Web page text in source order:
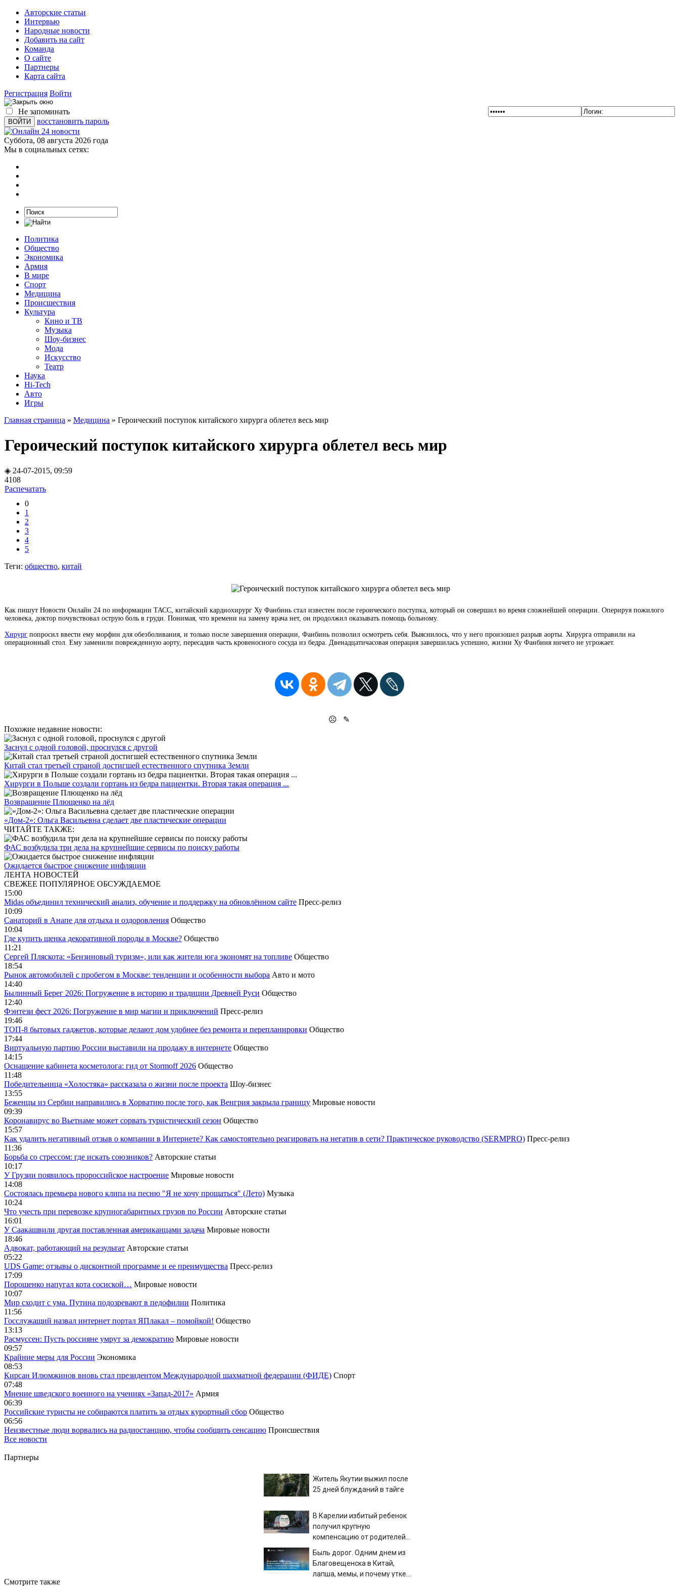
Авторские статьи
Интервью
Народные новости
Добавить на сайт
Команда
О сайте
Партнеры
Карта сайта
Регистрация Войти
Не запоминать
восстановить пароль
Суббота, 08 августа 2026 года
Мы в социальных сетях:
Политика
Общество
Экономика
Армия
В мире
Спорт
Медицина
Происшествия
Культура
Кино и ТВ
Музыка
Шоу-бизнес
Мода
Искусство
Театр
Наука
Hi-Tech
Авто
Игры
Главная страница » Медицина » Героический поступок китайского хирурга облетел весь мир
Героический поступок китайского хирурга облетел весь мир
◈ 24-07-2015, 09:59
4108
Распечатать
0
1
2
3
4
5
Теги: общество, китай
Как пишут Новости Онлайн 24 по информации ТАСС, китайский кардиохирург Ху Фанбинь стал известен после героического поступка, который он совершил во время сложнейшей операции. Оперируя пожилого
человека, доктор почувствовал острую боль в груди. Понимая, что времени на замену врача нет, он продолжил оказывать помощь больному.
Хирург попросил ввести ему морфин для обезболивания, и только после завершения операции, Фанбинь позволил осмотреть себя. Выяснилось, что у него произошел разрыв аорты. Хирурга отправили на
операционный стол. Ему заменили поврежденную аорту, пересадив часть кровеносного сосуда из бедра. Двенадцатичасовая операция завершилась успешно, жизни Ху Фанбиня ничего не угрожает.
☹
✎
Похожие недавние новости:
Заснул с одной головой, проснулся с другой
Китай стал третьей страной достигшей естественного спутника Земли
Хирурги в Польше создали гортань из бедра пациентки. Вторая такая операция ...
Возвращение Плющенко на лёд
«Дом-2»: Ольга Васильевна сделает две пластические операции
ЧИТАЙТЕ ТАКЖЕ:
ФАС возбудила три дела на крупнейшие сервисы по поиску работы
Ожидается быстрое снижение инфляции
ЛЕНТА НОВОСТЕЙ
СВЕЖЕЕ ПОПУЛЯРНОЕ ОБСУЖДАЕМОЕ
15:00
Midas объединил технический анализ, обучение и поддержку на обновлённом сайте Пресс-релиз
10:09
Санаторий в Анапе для отдыха и оздоровления Общество
10:04
Где купить щенка декоративной породы в Москве? Общество
11:21
Сергей Пляскота: «Бензиновый туризм», или как жители юга экономят на топливе Общество
18:54
Рынок автомобилей с пробегом в Москве: тенденции и особенности выбора Авто и мото
14:40
Былинный Берег 2026: Погружение в историю и традиции Древней Руси Общество
12:40
Фэнтези фест 2026: Погружение в мир магии и приключений Пресс-релиз
19:46
ТОП-8 бытовых гаджетов, которые делают дом удобнее без ремонта и перепланировки Общество
17:44
Виртуальную партию России выставили на продажу в интернете Общество
14:15
Оснащение кабинета косметолога: гид от Stormoff 2026 Общество
11:48
Победительница «Холостяка» рассказала о жизни после проекта Шоу-бизнес
13:55
Беженцы из Сербии направились в Хорватию после того, как Венгрия закрыла границу Мировые новости
09:39
Коронавирус во Вьетнаме может сорвать туристический сезон Общество
15:57
Как удалить негативный отзыв о компании в Интернете? Как самостоятельно реагировать на негатив в сети? Практическое руководство (SERMPRO) Пресс-релиз
11:36
Борьба со стрессом: где искать союзников? Авторские статьи
10:17
У Грузии появилось пророссийское настроение Мировые новости
14:08
Cостоялась премьера нового клипа на песню "Я не хочу прощаться" (Лето) Музыка
10:24
Что учесть при перевозке крупногабаритных грузов по России Авторские статьи
16:01
У Саакашвили другая поставленная американцами задача Мировые новости
18:46
Адвокат, работающий на результат Авторские статьи
05:22
UDS Game: отзывы о дисконтной программе и ее преимущества Пресс-релиз
17:09
Порошенко напугал кота сосиской… Мировые новости
10:07
Мир сходит с ума. Путина подозревают в педофилии Политика
11:56
Госслужащий назвал интернет портал ЯПлакал – помойкой! Общество
13:13
Расмуссен: Пусть россияне умрут за демократию Мировые новости
09:57
Крайние меры для России Экономика
08:53
Кирсан Илюмжинов вновь стал президентом Международной шахматной федерации (ФИДЕ) Спорт
07:48
Мнение шведского военного на учениях «Запад-2017» Армия
06:39
Российские туристы не собираются платить за отдых курортный сбор Общество
06:56
Неизвестные люди ворвались на радиостанцию, чтобы сообщить сенсацию Происшествия
Все новости
Партнеры
Житель Якутии выжил после
25 дней блужданий в тайге
В Карелии избитый ребенок
получил крупную
компенсацию от родителей
Быль дорог. Одним днем из
Благовещенска в Китай,
лапша, мемы, и почему утке
Смотрите также